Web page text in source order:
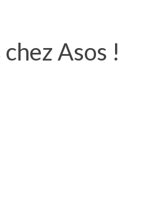
Asos !